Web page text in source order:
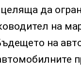
целяща да
на
на